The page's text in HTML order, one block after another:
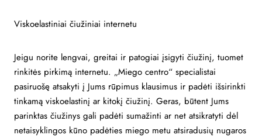
Viskoelastiniai čiužiniai internetu
Jeigu norite lengvai, greitai ir patogiai įsigyti čiužinį, tuomet
rinkitės pirkimą internetu. „Miego centro“ specialistai
pasiruošę atsakyti į Jums rūpimus klausimus ir padėti išsirinkti
tinkamą viskoelastinį ar kitokį čiužinį. Geras, būtent Jums
parinktas čiužinys gali padėti sumažinti ar net atsikratyti dėl
netaisyklingos kūno padėties miego metu atsiradusių nugaros